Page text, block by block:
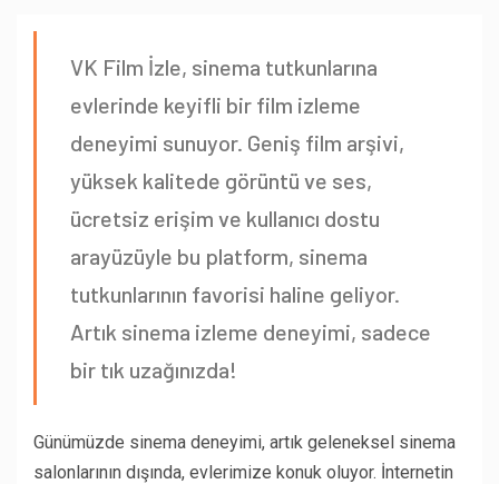
VK Film İzle, sinema tutkunlarına
evlerinde keyifli bir film izleme
deneyimi sunuyor. Geniş film arşivi,
yüksek kalitede görüntü ve ses,
ücretsiz erişim ve kullanıcı dostu
arayüzüyle bu platform, sinema
tutkunlarının favorisi haline geliyor.
Artık sinema izleme deneyimi, sadece
bir tık uzağınızda!
Günümüzde sinema deneyimi, artık geleneksel sinema
salonlarının dışında, evlerimize konuk oluyor. İnternetin